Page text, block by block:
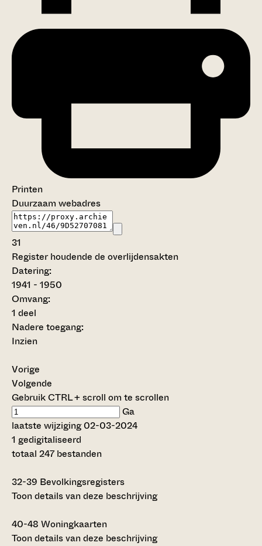
Printen
Duurzaam webadres
31
Register houdende de overlijdensakten
Datering:
1941 - 1950
Omvang:
1 deel
Nadere toegang:
Inzien
Vorige
Volgende
Gebruik CTRL + scroll om te scrollen
Ga
laatste wijziging 02-03-2024
1 gedigitaliseerd
totaal 247 bestanden
32-39 Bevolkingsregisters
Toon details van deze beschrijving
40-48 Woningkaarten
Toon details van deze beschrijving